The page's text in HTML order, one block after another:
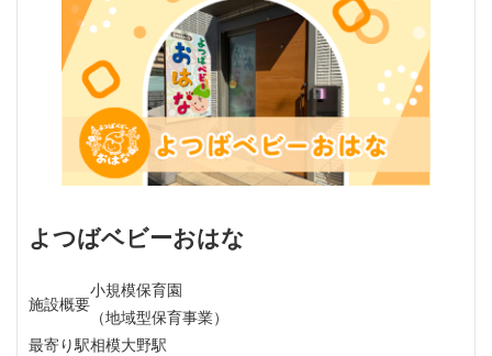
よつばベビーおはな
施設概要
小規模保育園
（地域型保育事業）
最寄り駅相模大野駅